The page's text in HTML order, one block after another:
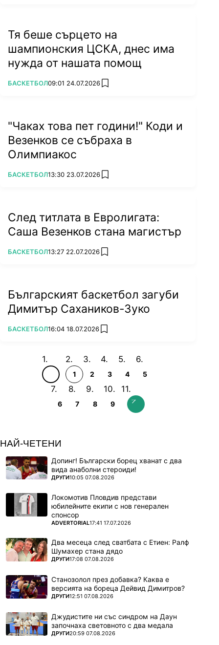
Тя беше сърцето на
шампионския ЦСКА, днес има
нужда от нашата помощ
ПОВЕЧЕ ОТ
БАСКЕТБОЛ09:01 24.07.2026 add favorites
"Чаках това пет години!" Коди и
Везенков се събраха в
Олимпиакос
ПОВЕЧЕ ОТ
БАСКЕТБОЛ13:30 23.07.2026 add favorites
След титлата в Евролигата:
Саша Везенков стана магистър
ПОВЕЧЕ ОТ
БАСКЕТБОЛ13:27 22.07.2026 add favorites
Българският баскетбол загуби
Димитър Сахаников-Зуко
ПОВЕЧЕ ОТ
БАСКЕТБОЛ16:04 18.07.2026 add favorites
1 2 3 4 5
6 7 8 9
НАЙ-ЧЕТЕНИ
Допинг! Български борец хванат с два
вида анаболни стероиди!
ПОВЕЧЕ ОТ
ДРУГИ10:05 07.08.2026
Локомотив Пловдив представи
юбилейните екипи с нов генерален
спонсор
ПОВЕЧЕ ОТ
ADVERTORIAL17:41 17.07.2026
Два месеца след сватбата с Етиен: Ралф
Шумахер стана дядо
ПОВЕЧЕ ОТ
ДРУГИ17:08 07.08.2026
Станозолол през добавка? Каква е
версията на бореца Дейвид Димитров?
ПОВЕЧЕ ОТ
ДРУГИ12:51 07.08.2026
Джудистите ни със синдром на Даун
започнаха световното с два медала
ПОВЕЧЕ ОТ
ДРУГИ20:59 07.08.2026